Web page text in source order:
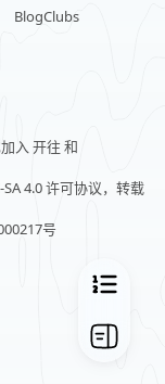
BlogClubs
入 开往 和
SA 4.0许可协议，转载
号